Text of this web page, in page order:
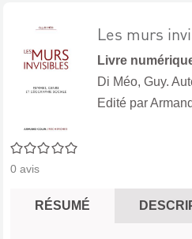
0/5
0 avis
Les murs
Livre
Di Méo, Guy.
Edité par
RÉSUMÉ